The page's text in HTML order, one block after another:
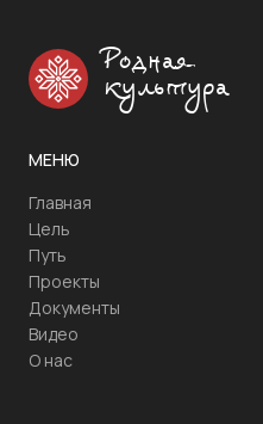
Родная
культура
МЕНЮ
Главная
Цель
Путь
Проекты
Документы
Видео
О нас